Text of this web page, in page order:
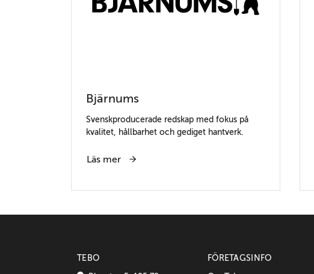
Bjärnums
Svenskproducerade redskap med fokus på
kvalitet, hållbarhet och gediget hantverk.
Läs mer
TEBO
FÖRETAGSINFO